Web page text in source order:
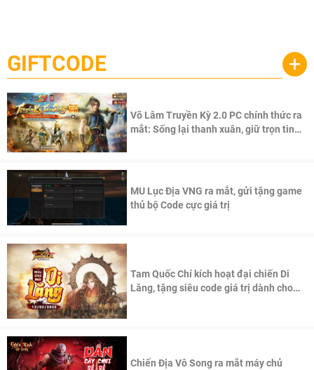
cầu, theo giấy phép chính thức từ công ty game Nhật Bản
Pocketpair, Inc.
GIFTCODE +
Võ Lâm Truyền Kỳ 2.0 PC chính thức ra
mắt: Sống lại thanh xuân, giữ trọn tinh
MU Lục Địa VNG ra mắt, gửi tặng game
thủ bộ Code cực giá trị
Tam Quốc Chí kích hoạt đại chiến Di
Lăng, tặng siêu code giá trị dành cho
Chiến Địa Vô Song ra mắt máy chủ